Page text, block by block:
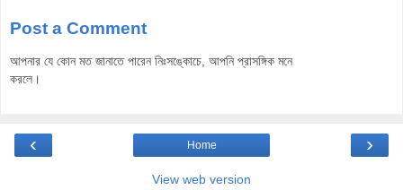
Post a Comment
আপনার যে কোন মত জানাতে পারেন নিঃসঙ্কোচে, আপনি প্রাসঙ্গিক মনে
করলে।
‹ ›
Home
View web version